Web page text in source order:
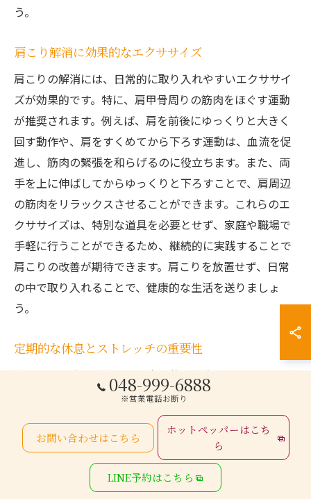
う。
肩こり解消に効果的なエクササイズ
肩こりの解消には、日常的に取り入れやすいエクササイ
ズが効果的です。特に、肩甲骨周りの筋肉をほぐす運動
が推奨されます。例えば、肩を前後にゆっくりと大きく
回す動作や、肩をすくめてから下ろす運動は、血流を促
進し、筋肉の緊張を和らげるのに役立ちます。また、両
手を上に伸ばしてからゆっくりと下ろすことで、肩周辺
の筋肉をリラックスさせることができます。これらのエ
クササイズは、特別な道具を必要とせず、家庭や職場で
手軽に行うことができるため、継続的に実践することで
肩こりの改善が期待できます。肩こりを放置せず、日常
の中で取り入れることで、健康的な生活を送りましょ
う。
定期的な休息とストレッチの重要性
肩こりの予防と改善には、定期的な休息とストレッチが
欠かせません。特に、デスクワークが多い現代社会で
は、一定時間ごとに休憩を取り、筋肉をリラックスさせ
ることが重要です。1時間に一度は立ち上がり、肩や首を
回す簡単なストレッチを行いましょう。これにより、長
時間同じ姿勢でいることで生じる筋肉の緊張を効果的に
048-999-6888
※営業電話お断り
お問い合わせはこちら
ホットペッパーはこち
ら
LINE予約はこちら